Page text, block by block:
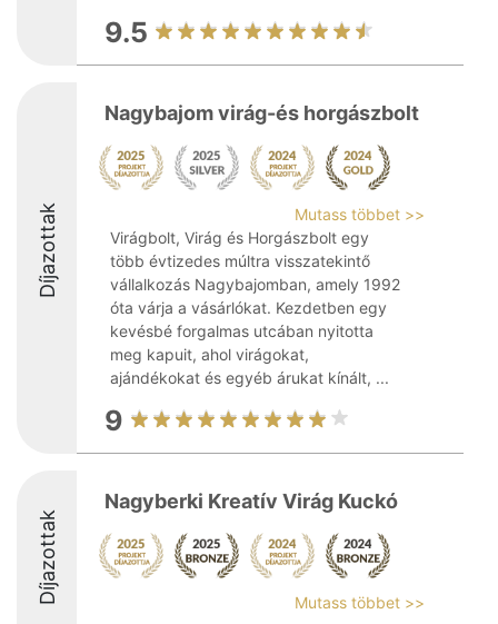
9.5
Díjazottak
Nagybajom virág-és horgászbolt
Mutass többet >>
Virágbolt, Virág és Horgászbolt egy
több évtizedes múltra visszatekintő
vállalkozás Nagybajomban, amely 1992
óta várja a vásárlókat. Kezdetben egy
kevésbé forgalmas utcában nyitotta
meg kapuit, ahol virágokat,
ajándékokat és egyéb árukat kínált, ...
9
Díjazottak
Nagyberki Kreatív Virág Kuckó
Mutass többet >>